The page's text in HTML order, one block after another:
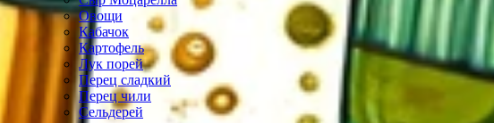
Овощи
Кабачок
Картофель
Лук порей
Перец сладкий
Перец чили
Сельдерей